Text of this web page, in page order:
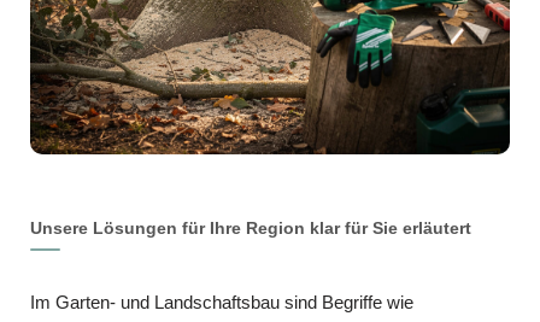
Unsere Lösungen für Ihre Region klar für Sie erläutert
Im Garten- und Landschaftsbau sind Begriffe wie